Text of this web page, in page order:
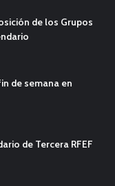
de los Grupos
de semana en
de Tercera RFEF